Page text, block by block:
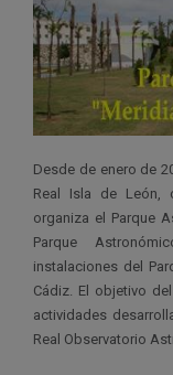
Desde de enero de
Real Isla de León,
organiza el Parque
Parque
instalaciones del
Cádiz. El objetivo
actividades
Real Observatorio